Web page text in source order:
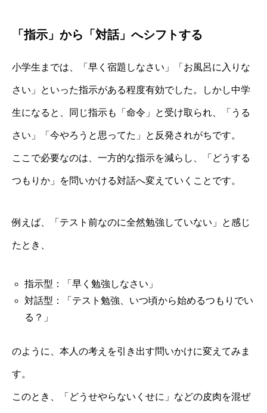
「指示」から「対話」へシフトする
小学生までは、「早く宿題しなさい」「お風呂に入りな
さい」といった指示がある程度有効でした。しかし中学
生になると、同じ指示も「命令」と受け取られ、「うる
さい」「今やろうと思ってた」と反発されがちです。
ここで必要なのは、一方的な指示を減らし、「どうする
つもりか」を問いかける対話へ変えていくことです。
例えば、「テスト前なのに全然勉強していない」と感じ
たとき、
指示型：「早く勉強しなさい」
対話型：「テスト勉強、いつ頃から始めるつもりでい
る？」
のように、本人の考えを引き出す問いかけに変えてみま
す。
このとき、「どうせやらないくせに」などの皮肉を混ぜ